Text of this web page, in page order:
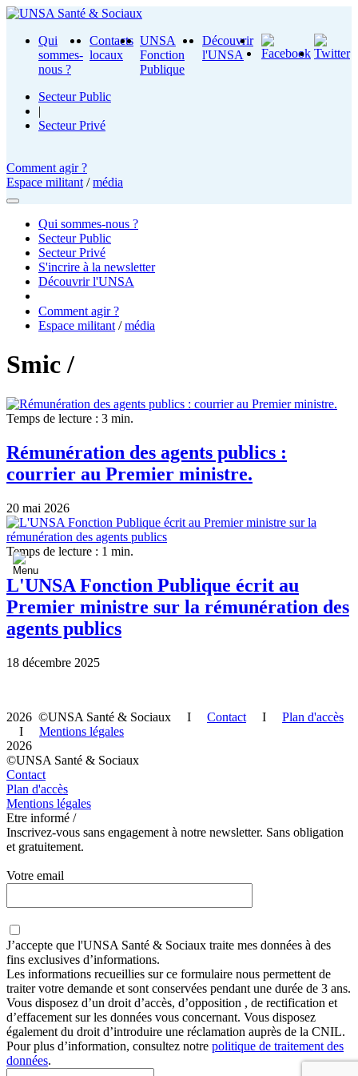
Qui
sommes-
nous ?
Contacts
locaux
UNSA
Fonction
Publique
Découvrir
l'UNSA
Secteur Public
|
Secteur Privé
Comment agir ?
Espace militant /média
Qui sommes-nous ?
Secteur Public
Secteur Privé
S'incrire à la newsletter
Découvrir l'UNSA
Comment agir ?
Espace militant /média
Smic /
Temps de lecture : 3 min.
Rémunération des agents publics :
courrier au Premier ministre.
20 mai 2026
Temps de lecture : 1 min.
L'UNSA Fonction Publique écrit au
Premier ministre sur la rémunération des
agents publics
18 décembre 2025
2026 ©UNSA Santé & Sociaux I Contact I Plan d'accès
I Mentions légales
2026
©UNSA Santé & Sociaux
Contact
Plan d'accès
Mentions légales
Etre informé /
Inscrivez-vous sans engagement à notre newsletter. Sans obligation
et gratuitement.
Votre email
J’accepte que l'UNSA Santé & Sociaux traite mes données à des
fins exclusives d’informations.
Les informations recueillies sur ce formulaire nous permettent de
traiter votre demande et sont conservées pendant une durée de 3 ans.
Vous disposez d’un droit d’accès, d’opposition , de rectification et
d’effacement sur les données vous concernant. Vous disposez
également du droit d’introduire une réclamation auprès de la CNIL.
Pour plus d’information, consultez notre politique de traitement des
données.